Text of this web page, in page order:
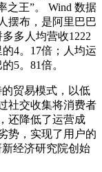
之王”。 Wind 数据
摆布，是阿里巴巴
多人均营收1222
4。17倍；人均运
5。81倍。
贸易模式，以低
社交收集将消费者
还降低了运营成
势，实现了用户的
经济研究院创始